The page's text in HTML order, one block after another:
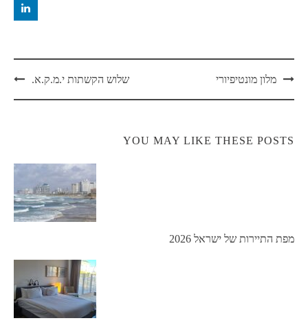
מלון מונטיפיורי שלוש הקשתות י.מ.ק.א.
YOU MAY LIKE THESE POSTS
מפת התיירות של ישראל 2026